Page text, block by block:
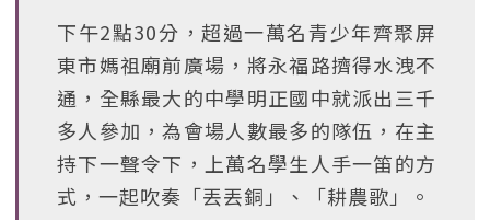
下午2點30分，超過一萬名青少年齊聚屏
東市媽祖廟前廣場，將永福路擠得水洩不
通，全縣最大的中學明正國中就派出三千
多人參加，為會場人數最多的隊伍，在主
持下一聲令下，上萬名學生人手一笛的方
式，一起吹奏「丟丟銅」、「耕農歌」。